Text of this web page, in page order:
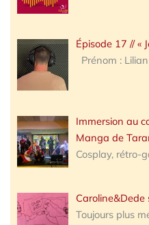
Épisode 17 // «
Prénom :
Immersion au
Manga de
Cosplay, rétro-
Caroline&Dede
Toujours plus